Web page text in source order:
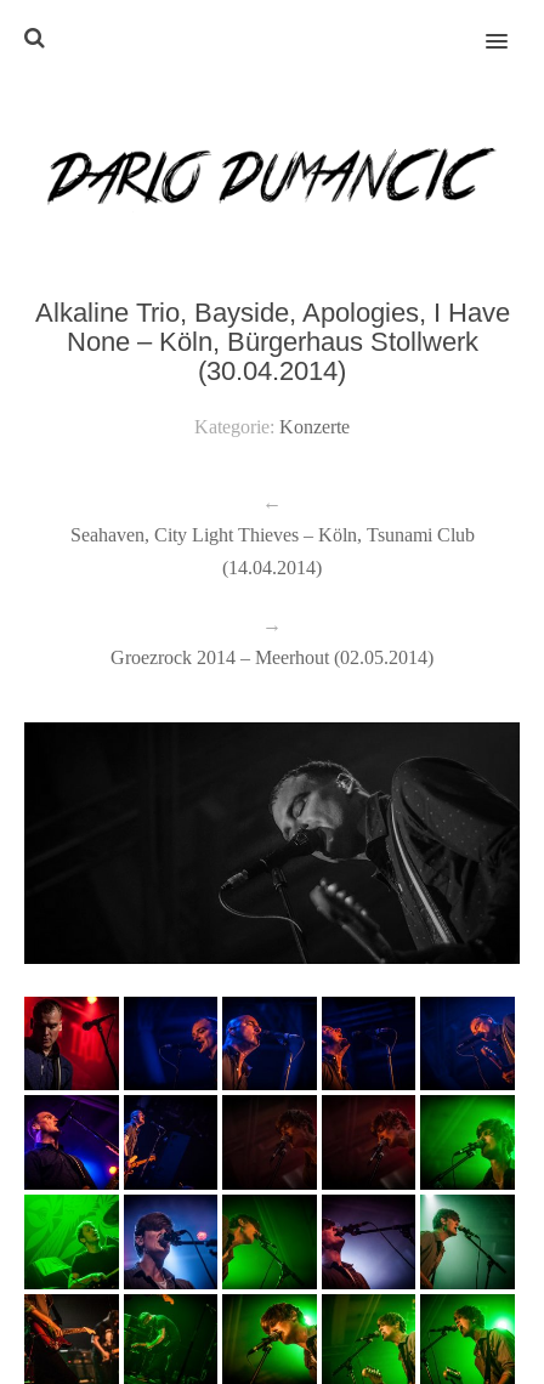
MENU
Alkaline Trio, Bayside, Apologies, I Have
None – Köln, Bürgerhaus Stollwerk
(30.04.2014)
Kategorie: Konzerte
←
Seahaven, City Light Thieves – Köln, Tsunami Club
(14.04.2014)
→
Groezrock 2014 – Meerhout (02.05.2014)